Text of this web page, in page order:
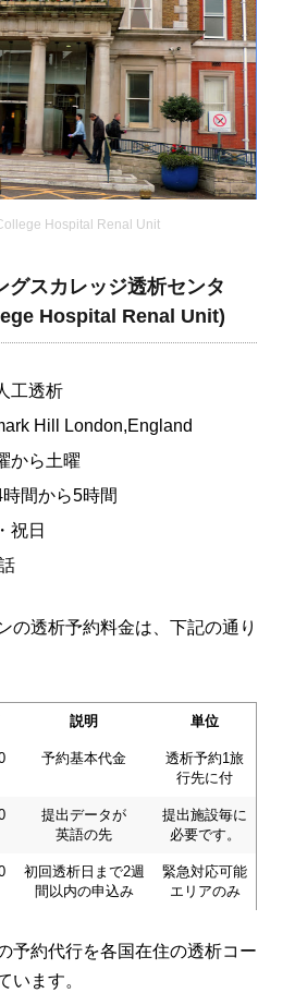
Hospital Renal Unit
グスカレッジ透析センタ
Hospital Renal Unit)
工透析
Hill London,England
から土曜
時間から5時間
祝日
の透析予約料金は、下記の通り
説明 単位
予約基本代金
透析予約1旅
行先に付
提出データが
英語の先
提出施設毎に
必要です。
初回透析日まで2週
間以内の申込み
緊急対応可能
エリアのみ
予約代行を各国在住の透析コー
います。